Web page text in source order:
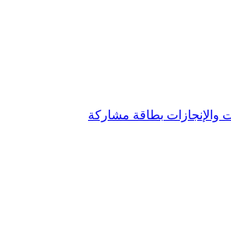
والإنجازات بطاقة مشاركة